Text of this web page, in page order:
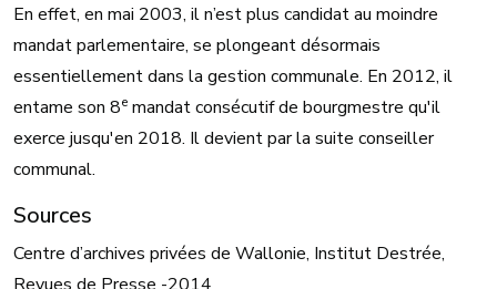
En effet, en mai 2003, il n’est plus candidat au moindre
mandat parlementaire, se plongeant désormais
essentiellement dans la gestion communale. En 2012, il
entame son 8e mandat consécutif de bourgmestre qu'il
exerce jusqu'en 2018. Il devient par la suite conseiller
communal.
Sources
Centre d’archives privées de Wallonie, Institut Destrée,